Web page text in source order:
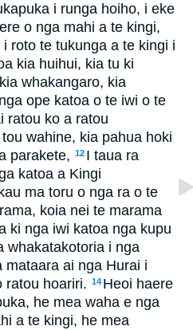
i runga hoiho, i eke
o nga mahi a te kingi,
i roto te tukunga a te kingi i
kia huihui, kia tu ki
whakangaro, kia
ope katoa o te iwi o te
ratou ko a ratou
wahine, kia pahua hoki
parakete, 12 I taua ra
katoa a Kingi
ma toru o nga ra o te
koia nei te marama
ki nga iwi katoa nga kupu
whakatakotoria i nga
mataara ai nga Hurai i
ratou hoariri. 14 Heoi haere
he mea waha e nga
a te kingi, he mea